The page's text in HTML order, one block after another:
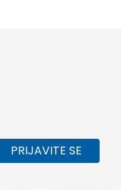
PRIJAVITE SE